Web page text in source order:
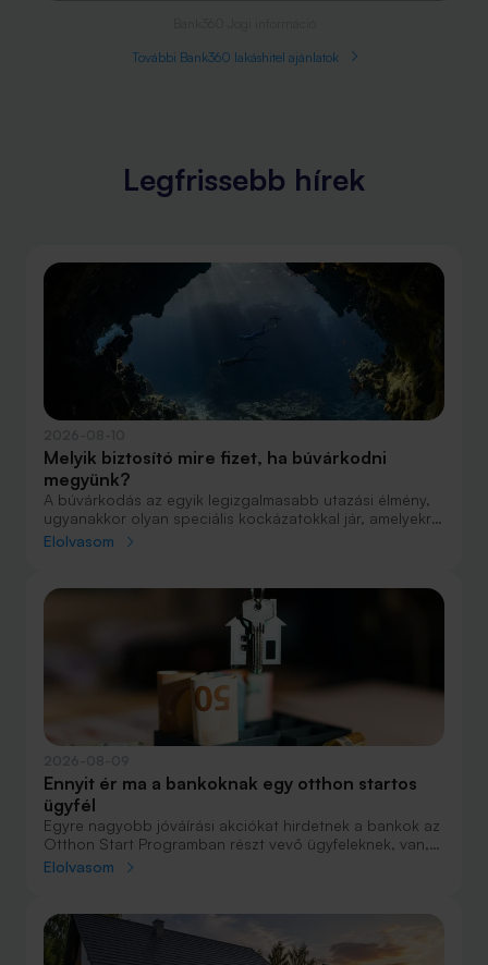
További Bank360 lakáshitel ajánlatok
Legfrissebb hírek
Melyik biztosító mire fizet, ha búvárkodni
megyünk?
A búvárkodás az egyik legizgalmasabb utazási élmény,
ugyanakkor olyan speciális kockázatokkal jár, amelyekre
nem minden utasbiztosítás nyújt megfelelő fedezetet.
lehetnek, ezért a búvárok számára különösen fontos,
hogy indulás előtt alaposan megvizsgálják, milyen
szolgáltatásokat tartalmaz a választott biztosítás.
Elolvasom
Ennyit ér ma a bankoknak egy otthon startos
ügyfél
Egyre nagyobb jóváírási akciókat hirdetnek a bankok az
Otthon Start Programban részt vevő ügyfeleknek, van,
ahol összesen akár félmillió forint jóváírást is össze lehet
nagyobb jóváírásért?
Elolvasom